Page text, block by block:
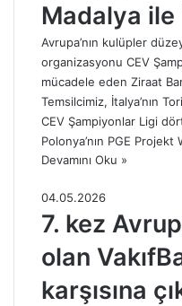
Madalya ile
Avrupa’nın kulüpler
organizasyonu CEV
mücadele eden Ziraat
Temsilcimiz, İtalya’nın
CEV Şampiyonlar Ligi
Polonya’nın PGE Projekt
Devamını Oku »
04.05.2026
7. kez
olan
karşısına